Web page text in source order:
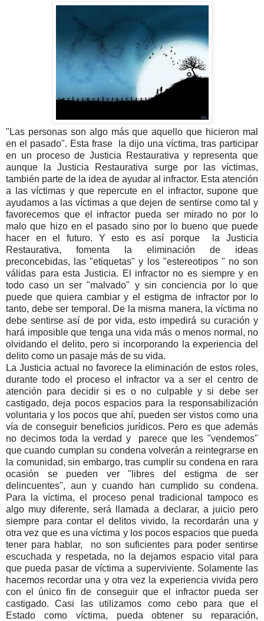
"Las personas son algo más que aquello que hicieron mal
en el pasado". Esta frase la dijo una víctima, tras participar
en un proceso de Justicia Restaurativa y representa que
aunque la Justicia Restaurativa surge por las víctimas,
también parte de la idea de ayudar al infractor. Esta atención
a las víctimas y que repercute en el infractor, supone que
ayudamos a las víctimas a que dejen de sentirse como tal y
favorecemos que el infractor pueda ser mirado no por lo
malo que hizo en el pasado sino por lo bueno que puede
hacer en el futuro. Y esto es así porque la Justicia
Restaurativa, fomenta la eliminación de ideas
preconcebidas, las "etiquetas" y los "estereotipos " no son
válidas para esta Justicia. El infractor no es siempre y en
todo caso un ser "malvado" y sin conciencia por lo que
puede que quiera cambiar y el estigma de infractor por lo
tanto, debe ser temporal. De la misma manera, la víctima no
debe sentirse así de por vida, esto impedirá su curación y
hará imposible que tenga una vida más o menos normal, no
olvidando el delito, pero si incorporando la experiencia del
delito como un pasaje más de su vida.
La Justicia actual no favorece la eliminación de estos roles,
durante todo el proceso el infractor va a ser el centro de
atención para decidir si es o no culpable y si debe ser
castigado, deja pocos espacios para la responsabilización
voluntaria y los pocos que ahí, pueden ser vistos como una
vía de conseguir beneficios jurídicos. Pero es que además
no decimos toda la verdad y parece que les "vendemos"
que cuando cumplan su condena volverán a reintegrarse en
la comunidad, sin embargo, tras cumplir su condena en rara
ocasión se pueden ver "libres del estigma de ser
delincuentes", aun y cuando han cumplido su condena.
Para la víctima, el proceso penal tradicional tampoco es
algo muy diferente, será llamada a declarar, a juicio pero
siempre para contar el delitos vivido, la recordarán una y
otra vez que es una víctima y los pocos espacios que pueda
tener para hablar, no son suficientes para poder sentirse
escuchada y respetada, no la dejamos espacio vital para
que pueda pasar de víctima a superviviente. Solamente las
hacemos recordar una y otra vez la experiencia vivida pero
con el único fin de conseguir que el infractor pueda ser
castigado. Casi las utilizamos como cebo para que el
Estado como víctima, pueda obtener su reparación,